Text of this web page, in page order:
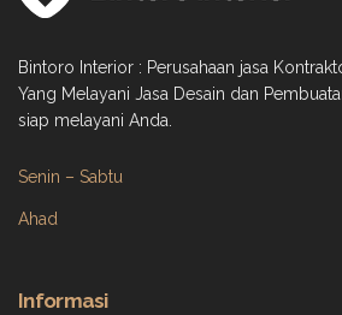
Bintoro Interior : Perusahaan jasa
Yang Melayani Jasa Desain dan
siap melayani Anda.
Senin – Sabtu
Ahad
Informasi